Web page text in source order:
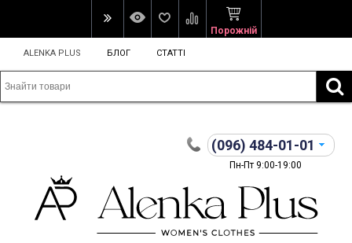
Порожній
ALENKA PLUS БЛОГ СТАТТІ
(096) 484-01-01
Пн-Пт 9:00-19:00